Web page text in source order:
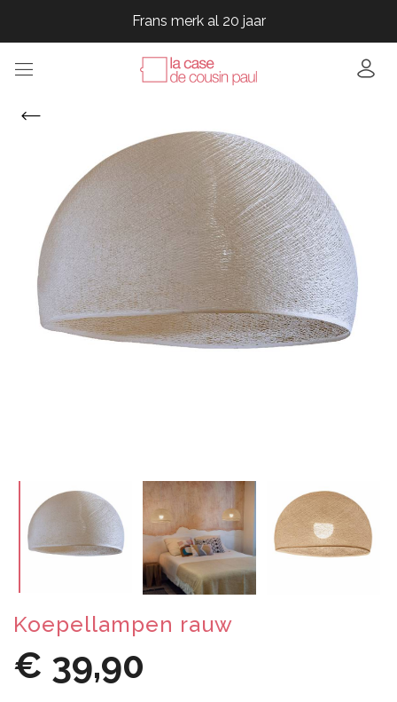
Frans merk al 20 jaar
Frans merk al 20 jaar
Frans merk al 20 jaar
Frans merk al 20 jaar
Koepellampen rauw
€ 39,90